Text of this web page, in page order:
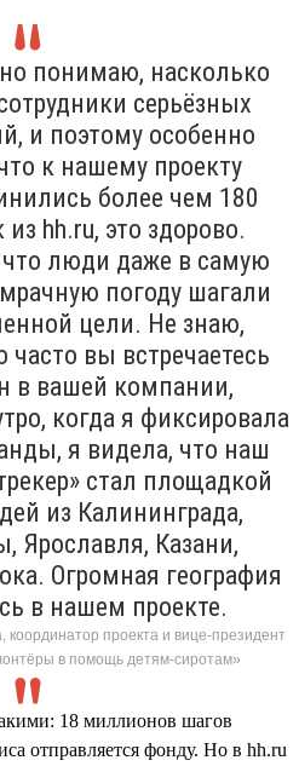
понимаю, насколько
серьёзных
и поэтому особенно
к нашему проекту
более чем 180
из hh.ru, это здорово.
что люди даже в самую
погоду шагали
цели. Не знаю,
часто вы встречаетесь
в вашей компании,
когда я фиксировала
я видела, что наш
стал площадкой
из Калининграда,
Ярославля, Казани,
Огромная география
в нашем проекте.
координатор проекта и вице-президент
в помощь детям-сиротам»
18 миллионов шагов
отправляется фонду. Но в hh.ru